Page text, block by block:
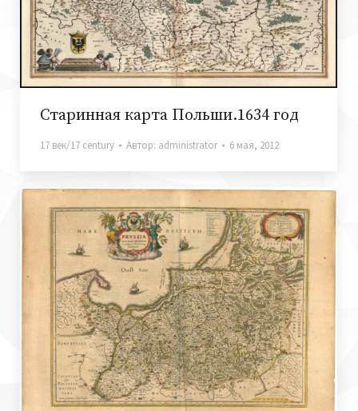
Старинная карта Польши.1634 год
17 век/17 century Автор: administrator 6 мая, 2012